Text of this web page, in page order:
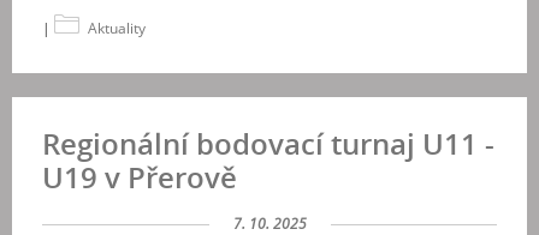
| Aktuality
Regionální bodovací turnaj U11 -
U19 v Přerově
7. 10. 2025